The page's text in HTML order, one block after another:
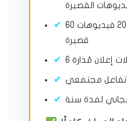
القصيرة
60 منشور + 50 تصميم + 20 فيديوهات
قصيرة
إعلان مُدارة
لمدة سنة